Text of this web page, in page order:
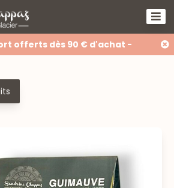
offerts dès 90 € d'achat -